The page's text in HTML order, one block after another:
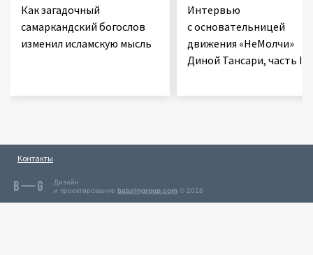
Как загадочный
самаркандский богослов
изменил исламскую мысль
Интервью
с основательницей
движения «НеМолчи»
Диной Тансари, часть II
Контакты
Дизайн
и проектирование baturingroup.com © 2018